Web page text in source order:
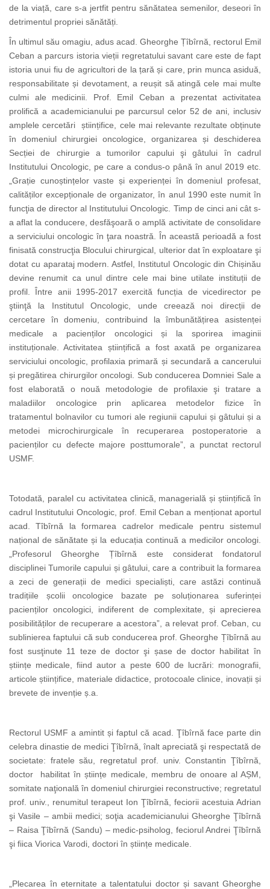
de la viață, care s-a jertfit pentru sănătatea semenilor, deseori în
detrimentul propriei sănătăți.
În ultimul său omagiu, adus acad. Gheorghe Țîbîrnă, rectorul Emil
Ceban a parcurs istoria vieții regretatului savant care este de fapt
istoria unui fiu de agricultori de la țară și care, prin munca asiduă,
responsabilitate și devotament, a reușit să atingă cele mai multe
culmi ale medicinii. Prof. Emil Ceban a prezentat activitatea
prolifică a academicianului pe parcursul celor 52 de ani, inclusiv
amplele cercetări științifice, cele mai relevante rezultate obținute
în domeniul chirurgiei oncologice, organizarea și deschiderea
Secției de chirurgie a tumorilor capului şi gâtului în cadrul
Institutului Oncologic, pe care a condus-o până în anul 2019 etc.
„Grație cunoștințelor vaste și experienței în domeniul profesat,
calităților excepționale de organizator, în anul 1990 este numit în
funcţia de director al Institutului Oncologic. Timp de cinci ani cât s-
a aflat la conducere, desfăşoară o amplă activitate de consolidare
a serviciului oncologic în ţara noastră. În această perioadă a fost
finisată construcţia Blocului chirurgical, ulterior dat în exploatare şi
dotat cu aparataj modern. Astfel, Institutul Oncologic din Chișinău
devine renumit ca unul dintre cele mai bine utilate instituții de
profil. Între anii 1995-2017 exercită funcția de vicedirector pe
ştiinţă la Institutul Oncologic, unde creează noi direcții de
cercetare în domeniu, contribuind la îmbunătățirea asistenței
medicale a pacienților oncologici și la sporirea imaginii
instituționale. Activitatea științifică a fost axată pe organizarea
serviciului oncologic, profilaxia primară și secundară a cancerului
și pregătirea chirurgilor oncologi. Sub conducerea Domniei Sale a
fost elaborată o nouă metodologie de profilaxie şi tratare a
maladiilor oncologice prin aplicarea metodelor fizice în
tratamentul bolnavilor cu tumori ale regiunii capului și gâtului și a
metodei microchirurgicale în recuperarea postoperatorie a
pacienților cu defecte majore posttumorale”, a punctat rectorul
USMF.
Totodată, paralel cu activitatea clinică, managerială și științifică în
cadrul Institutului Oncologic, prof. Emil Ceban a menționat aportul
acad. Tîbîrnă la formarea cadrelor medicale pentru sistemul
național de sănătate și la educația continuă a medicilor oncologi.
„Profesorul Gheorghe Țîbîrnă este considerat fondatorul
disciplinei Tumorile capului și gâtului, care a contribuit la formarea
a zeci de generații de medici specialiști, care astăzi continuă
tradițiile școlii oncologice bazate pe soluționarea suferinței
pacienților oncologici, indiferent de complexitate, și aprecierea
posibilităților de recuperare a acestora”, a relevat prof. Ceban, cu
sublinierea faptului că sub conducerea prof. Gheorghe Țîbîrnă au
fost susţinute 11 teze de doctor şi șase de doctor habilitat în
științe medicale, fiind autor a peste 600 de lucrări: monografii,
articole științifice, materiale didactice, protocoale clinice, inovații și
brevete de invenție ș.a.
Rectorul USMF a amintit și faptul că acad. Ţîbîrnă face parte din
celebra dinastie de medici Ţîbîrnă, înalt apreciată şi respectată de
societate: fratele său, regretatul prof. univ. Constantin Ţîbîrnă,
doctor habilitat în științe medicale, membru de onoare al AȘM,
somitate naţională în domeniul chirurgiei reconstructive; regretatul
prof. univ., renumitul terapeut Ion Ţîbîrnă, feciorii acestuia Adrian
şi Vasile – ambii medici; soţia academicianului Gheorghe Ţîbîrnă
– Raisa Ţîbîrnă (Sandu) – medic-psiholog, feciorul Andrei Ţîbîrnă
şi fiica Viorica Varodi, doctori în științe medicale.
„Plecarea în eternitate a talentatului doctor și savant Gheorghe